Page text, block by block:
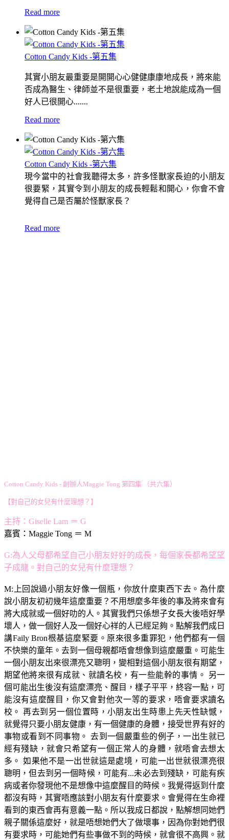
Read more
Cotton Candy Kids -第五集
其實小朋友最重要是開開心心健健康康地成長，將來能
否成為醫生、律師並不是很重要，老土地說能成為一個
好人已很開心.......
Read more
Cotton Candy Kids -第六集
現今當中的社會我聽得太多，許多怪獸家長迫的小朋友
很要緊，其實令到小朋友的成長輕鬆和開心，你會不會
覺得自己是否屬於怪獸家長？
Read more
Cotton Candy Kids - 創辦人Maggie Tong 第四集 （共六集）
【對自己的女兒有什麼理想？ 】
主持：Giselle Lam ＝ G
嘉賓：Maggie Tong ＝ M
G:為人父母都希望自己小朋友好好的成長，每個家長都希望望
子成龍。對自己的女兒有什麼理想？
M:上回說過小朋友好像一個瓶，你放什麼東西下去。為什麼
說小朋友初初幾年這麼重要？不用想麼多年後的事及將來會有
將大成就或一個好叻的人。其實我們只係想子女長大後唔好學
壞人，做一個好人及一個好心祥的人已經足夠。點解我們成日
講Faily Bron根基這麼緊要。原來很多重罪犯，他們都有一個
不快樂的童年。去到一個母親都唔會想像到這麼嚴重。可能生
一個小朋友出來很漂亮又聰明，變相對這個小朋友很有期望，
期望他將來很有成就、就讀名校，有一些能幹的事情。 另一
個可能出生後沒有這麼漂亮、醒目，樣子平平，終容一點，可
能沒有這麼醒目，你又會對他次一等的要求，唔會要求讀名
校。 再去到另一個位置時，小朋友出生時患上先天性缺憾，
就覺得只要小朋友健康，有一個健康的身體，接受世界有好的
事物或看到不同事物。 去到一個嚴重些的例子，一出生就已
經有殘缺，就會只希望有一個正常人的身體，就唔會去想太
多。 如果他不是一出世就這是處境，可能一出世就很漂亮很
聰明，但去到另一個時候，可能有...未必去到殘缺，可能有疾
病或者你發現他不是想像中這麼醒目的時候。我覺得返到什麼
都沒有時，其實唔應該對小朋友有什麼要求。會覺得在生命裡
看到的東西會再有意義一點。所以我成日都說，點解想同她們
親子關係這麼好，就是唔想她們大了做壞事，因為你對她們很
有要求時，可能她們有些事做不到的時候，就會很不高興。就